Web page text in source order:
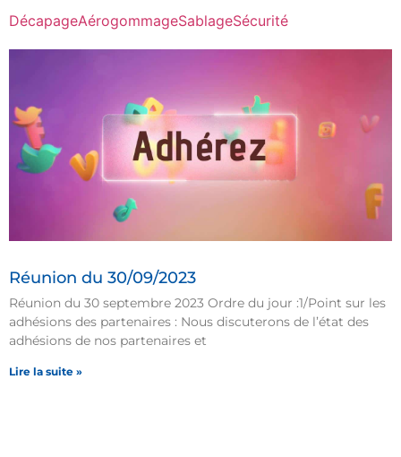
DécapageAérogommageSablageSécurité
Réunion du 30/09/2023
Réunion du 30 septembre 2023 Ordre du jour :1/Point sur les
adhésions des partenaires : Nous discuterons de l’état des
adhésions de nos partenaires et
Lire la suite »